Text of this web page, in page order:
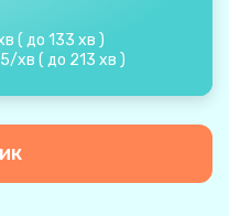
( до 133 хв )
/хв ( до 213 хв )